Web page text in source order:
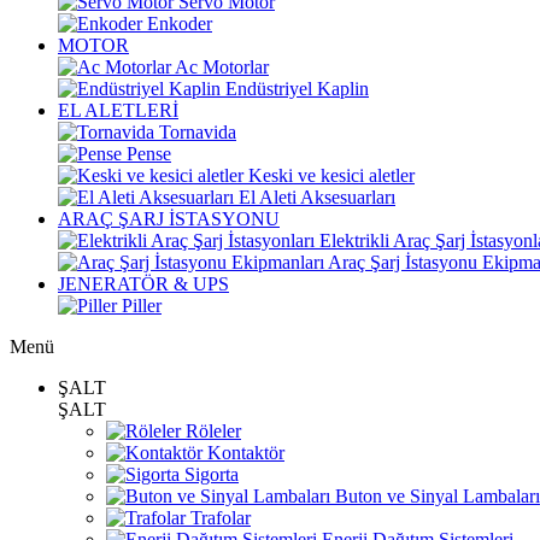
Enkoder
MOTOR
Ac Motorlar
Endüstriyel Kaplin
EL ALETLERİ
Tornavida
Pense
Keski ve kesici aletler
El Aleti Aksesuarları
ARAÇ ŞARJ İSTASYONU
Elektrikli Araç Şarj
Araç Şarj İstasyonu
JENERATÖR & UPS
Piller
Menü
ŞALT
ŞALT
Röleler
Kontaktör
Sigorta
Buton ve Sinyal Lambaları
Trafolar